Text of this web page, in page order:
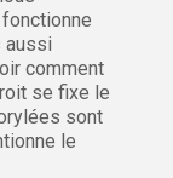
aussi
comment
se fixe le
sont
le